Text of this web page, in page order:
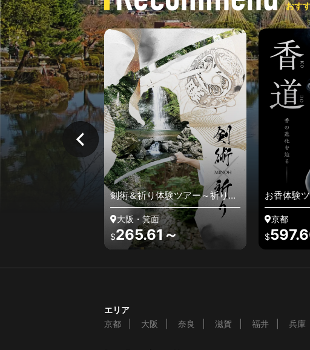
おす
剣術＆祈り体験ツアー～祈りの
聖地“箕面”で己と向き合う内観
の旅～
大阪・箕面
265.61～
お香体験ツ
の歴史を辿る
京都
597.60
エリア
京都
大阪 奈良 滋賀 福井 兵庫